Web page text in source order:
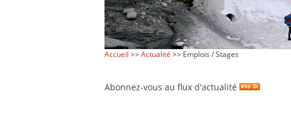
Accueil >>Actualité >> Emplois / Stages
Abonnez-vous au flux d'actualité